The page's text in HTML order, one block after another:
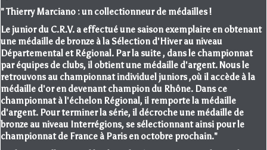
" Thierry Marciano : un collectionneur de médailles !
Le junior du C.R.V. a effectué une saison exemplaire en obtenant
une médaille de bronze à la Sélection d'Hiver au niveau
Départemental et Régional. Par la suite , dans le championnat
par équipes de clubs, il obtient une médaille d'argent. Nous le
retrouvons au championnat individuel juniors ,où il accède à la
médaille d'or en devenant champion du Rhône. Dans ce
championnat à l'échelon Régional, il remporte la médaille
d'argent. Pour terminer la série, il décroche une médaille de
bronze au niveau Interrégions, se sélectionnant ainsi pour le
championnat de France à Paris en octobre prochain."